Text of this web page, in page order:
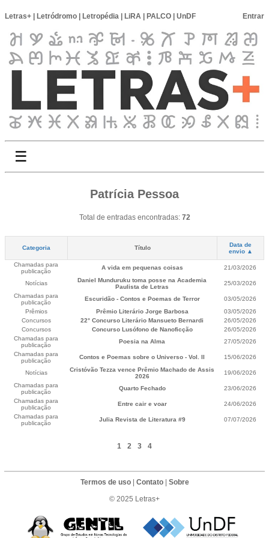
Letras+ Letródromo Letropédia LiRA PALCO UnDF Entrar
☰
Patrícia Pessoa
Total de entradas encontradas: 72
Categoria Título
Data de
envio ▲
Chamadas para
publicação
A vida em pequenas coisas 21/03/2026
Notícias
Daniel Munduruku toma posse na Academia
Paulista de Letras
25/03/2026
Chamadas para
publicação
Escuridão - Contos e Poemas de Terror
03/05/2026
Prêmios
Prêmio Literário Jorge Barbosa
03/05/2026
Concursos
22° Concurso Literário Mansueto Bernardi
26/05/2026
Concursos
Concurso Lusófono de Nanoficção
26/05/2026
Chamadas para
publicação
Poesia na Alma
27/05/2026
Chamadas para
publicação
Contos e Poemas sobre o Universo - Vol. II 15/06/2026
Notícias
Cristóvão Tezza vence Prêmio Machado de Assis
2026
19/06/2026
Chamadas para
publicação
Quarto Fechado
23/06/2026
Chamadas para
publicação
Entre cair e voar
24/06/2026
Chamadas para
publicação
Julia Revista de Literatura #9 07/07/2026
1 2 3 4
Termos de uso| Contato| Sobre
© 2025 Letras+